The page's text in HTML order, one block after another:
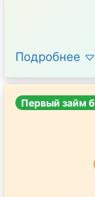
Подробнее
Первый займ